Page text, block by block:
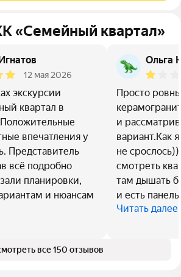
«Семейный квартал»
12 мая 2026
экскурсии
квартал в
впечатления у
Представитель
всё подробно
планировки,
и нюансам
Ольга
Просто
и
вариант.Как
не
смотреть
там дышать
и есть
Читать далее
все 150 отзывов